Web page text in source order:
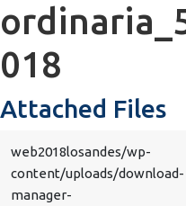
018
Attached Files
web2018losandes/wp-
content/uploads/download-
manager-